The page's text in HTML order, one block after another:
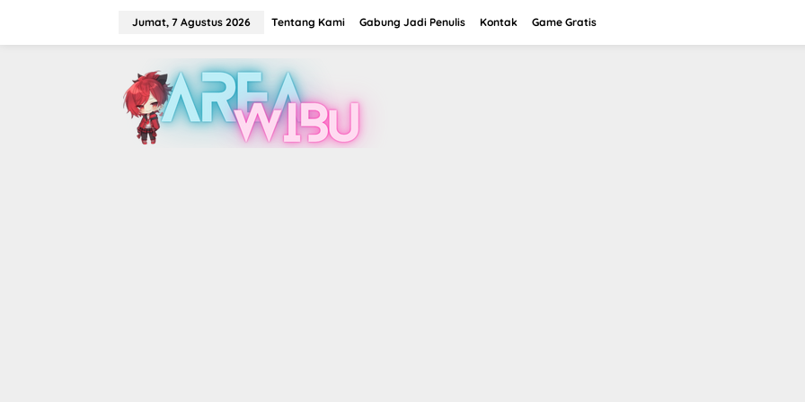
Jumat, 7 Agustus 2026 Tentang Kami Gabung Jadi Penulis Kontak Game Gratis